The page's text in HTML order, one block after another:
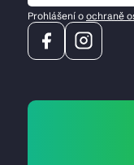
Prohlášení o ochraně